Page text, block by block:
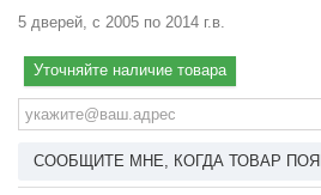
5 дверей, с 2005 по 2014 г.в.
Уточняйте наличие товара
СООБЩИТЕ МНЕ, КОГДА ТОВАР